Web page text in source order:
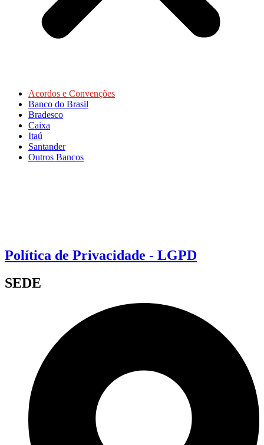
Acordos e Convenções
Banco do Brasil
Bradesco
Caixa
Itaú
Santander
Outros Bancos
Política de Privacidade - LGPD
SEDE